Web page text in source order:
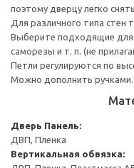
поэтому дверцу легко
Для различного типа стен
Выберите подходящие
саморезы и т. п. (не
Петли регулируются по
Можно дополнить ручками.
Дверь Панель:
ДВП, Пленка
Вертикальная обвязка: